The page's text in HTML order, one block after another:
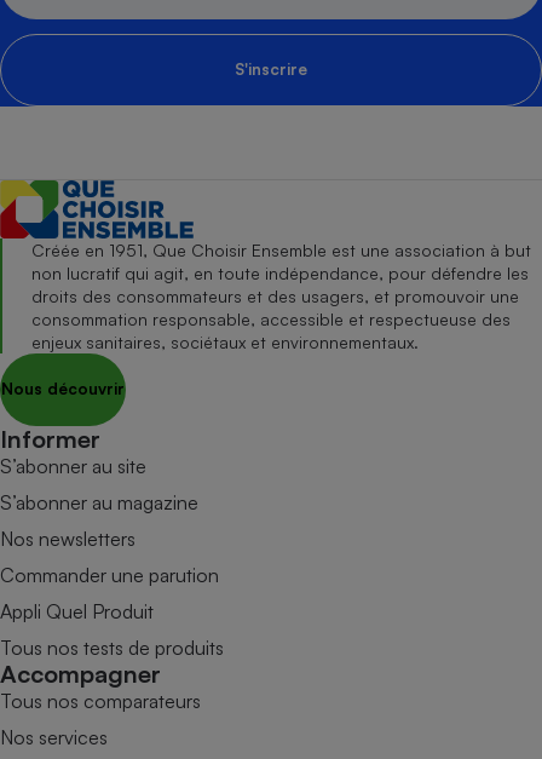
S'inscrire
Créée en 1951, Que Choisir Ensemble est une association à but
non lucratif qui agit, en toute indépendance, pour défendre les
droits des consommateurs et des usagers, et promouvoir une
consommation responsable, accessible et respectueuse des
enjeux sanitaires, sociétaux et environnementaux.
Nous découvrir
Informer
S’abonner au site
S’abonner au magazine
Nos newsletters
Commander une parution
Appli Quel Produit
Tous nos tests de produits
Accompagner
Tous nos comparateurs
Nos services